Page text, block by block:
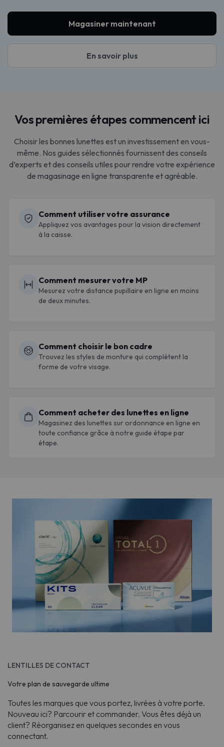
Magasiner maintenant
En savoir plus
Vos premières étapes commencent ici
Choisir les bonnes lunettes est un investissement en vous-
même. Nos guides sélectionnés fournissent des conseils
d’experts et des conseils utiles pour rendre votre expérience
de magasinage en ligne transparente et agréable.
Comment utiliser votre assurance
Appliquez vos avantages pour la vision directement
à la caisse.
Comment mesurer votre MP
Mesurez votre distance pupillaire en ligne en moins
de deux minutes.
Comment choisir le bon cadre
Trouvez les styles de monture qui complètent la
forme de votre visage.
Comment acheter des lunettes en ligne
Magasinez des lunettes sur ordonnance en ligne en
toute confiance grâce à notre guide étape par
étape.
LENTILLES DE CONTACT
Votre plan de sauvegarde ultime
Toutes les marques que vous portez, livrées à votre porte.
Nouveau ici? Parcourir et commander. Vous êtes déjà un
client? Réorganisez en quelques secondes en vous
connectant.